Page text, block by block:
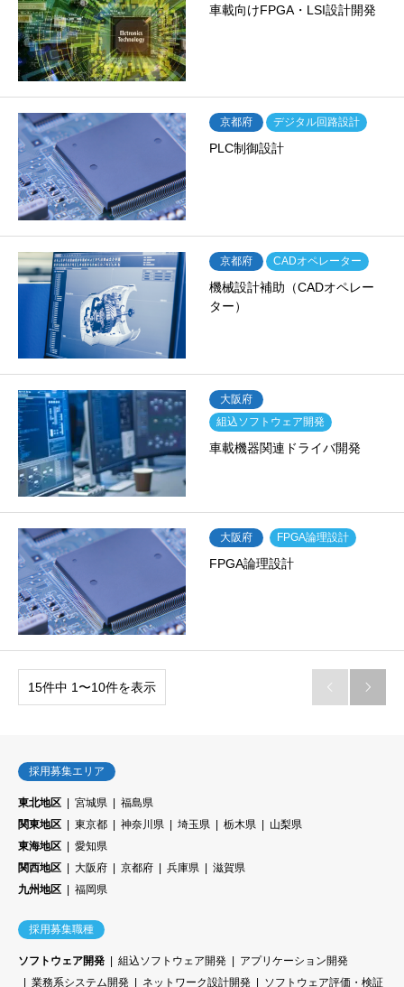
車載向けFPGA・LSI設計開発
京都府 デジタル回路設計
PLC制御設計
京都府 CADオペレーター
機械設計補助（CADオペレー
ター）
大阪府
組込ソフトウェア開発
車載機器関連ドライバ開発
大阪府 FPGA論理設計
FPGA論理設計
15件中 1〜10件を表示  
採用募集エリア
東北地区 宮城県
福島県
関東地区
東京都 神奈川県 埼玉県 栃木県
山梨県
東海地区
愛知県
関西地区
大阪府 京都府 兵庫県
滋賀県
九州地区
福岡県
採用募集職種
ソフトウェア開発 組込ソフトウェア開発
アプリケーション開発
業務系システム開発
ネットワーク設計開発 ソフトウェア評価・検証